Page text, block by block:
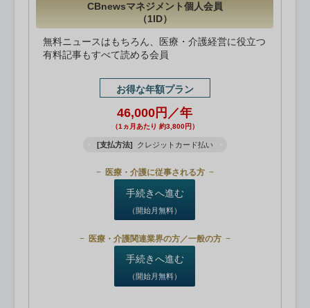
CBnewsマネジメント個人会員
（1ID）
無料ニュースはもちろん、医療・介護経営に役立つ
有料記事もすべて読める会員
お得な年額プラン
46,000円／年
（1ヵ月あたり 約3,800円）
[支払方法] クレジットカード払い
医療・介護に従事される方
手続きへ進む
（開始月無料）
医療・介護関連業界の方／一般の方
手続きへ進む
（開始月無料）